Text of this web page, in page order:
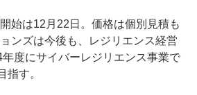
始は12月22日。価格は個別見積も
ンズは今後も、レジリエンス経営
度にサイバーレジリエンス事業で
指す。